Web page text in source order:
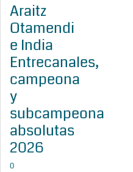
Araitz
Otamendi
e India
Entrecanales,
campeona
y
subcampeona
absolutas
2026
0